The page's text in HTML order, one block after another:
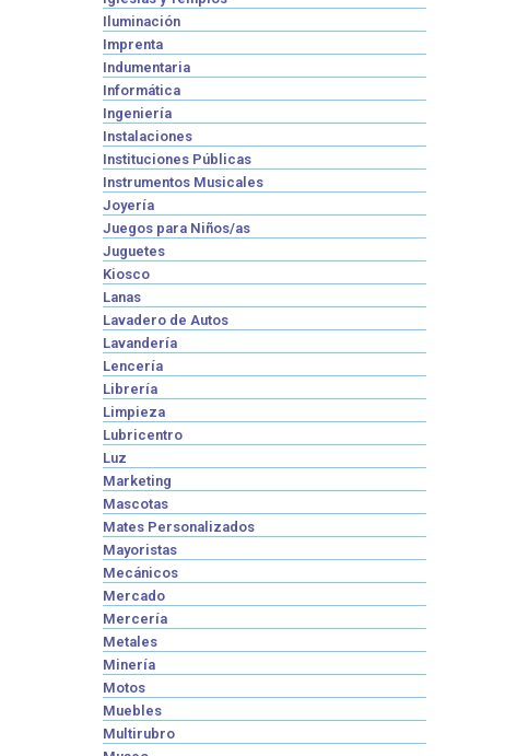
Iluminación
Imprenta
Indumentaria
Informática
Ingeniería
Instalaciones
Instituciones Públicas
Instrumentos Musicales
Joyería
Juegos para Niños/as
Juguetes
Kiosco
Lanas
Lavadero de Autos
Lavandería
Lencería
Librería
Limpieza
Lubricentro
Luz
Marketing
Mascotas
Mates Personalizados
Mayoristas
Mecánicos
Mercado
Mercería
Metales
Minería
Motos
Muebles
Multirubro